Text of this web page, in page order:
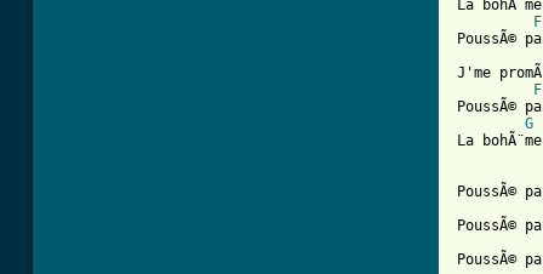
La
F
PoussÃ©
J'me
F
PoussÃ©
G
La
PoussÃ©
PoussÃ©
PoussÃ©